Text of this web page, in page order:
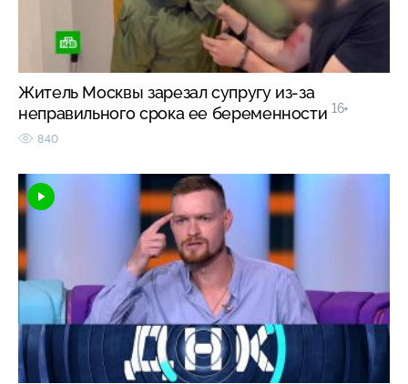
Житель Москвы зарезал супругу из-за
неправильного срока ее беременности 16+
840